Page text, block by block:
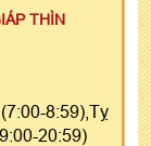
THÌN
8:59),Tỵ
20:59)